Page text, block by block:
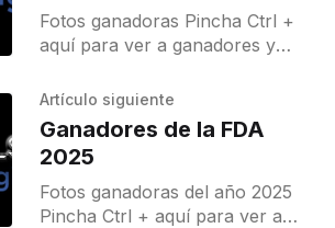
Fotos ganadoras Pincha Ctrl +
aquí para ver a ganadores y
Artículo siguiente
Ganadores de la FDA
2025
Fotos ganadoras del año 2025
Pincha Ctrl + aquí para ver a